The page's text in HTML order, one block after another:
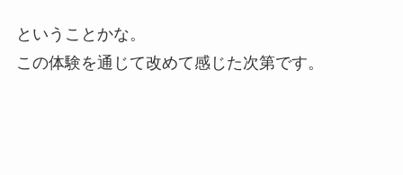
ということかな。
この体験を通じて改めて感じた次第です。